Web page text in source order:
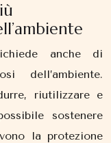
anche di
dell’ambiente.
riutilizzare e
sostenere
la protezione